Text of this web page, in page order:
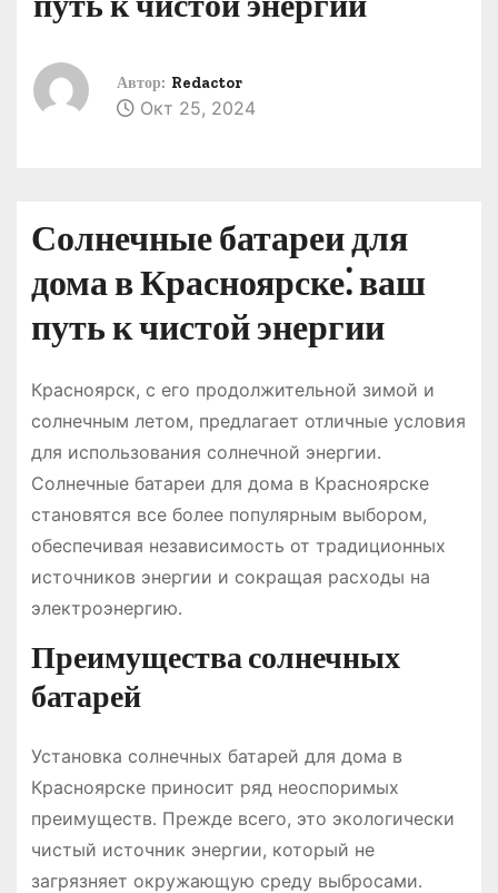
Автор: Redactor
Окт 25, 2024
Солнечные батареи для
дома в Красноярске⁚ ваш
путь к чистой энергии
Красноярск, с его продолжительной зимой и
солнечным летом, предлагает отличные условия
для использования солнечной энергии․
Солнечные батареи для дома в Красноярске
становятся все более популярным выбором,
обеспечивая независимость от традиционных
источников энергии и сокращая расходы на
электроэнергию․
Преимущества солнечных
батарей
Установка солнечных батарей для дома в
Красноярске приносит ряд неоспоримых
преимуществ․ Прежде всего, это экологически
чистый источник энергии, который не
загрязняет окружающую среду выбросами․